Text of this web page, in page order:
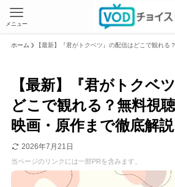
メニュー
ホーム 【最新】『君がトクベツ』の配信はどこで観れ
【最新】『君がトクベ
どこで観れる？無料視
映画・原作まで徹底解説
2026年7月21日
当ページのリンクには一部PRを含みます。